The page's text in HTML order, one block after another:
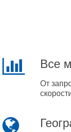
Все
От